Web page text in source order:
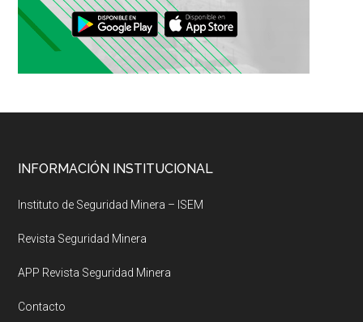
Footer
INFORMACIÓN INSTITUCIONAL
Instituto de Seguridad Minera – ISEM
Revista Seguridad Minera
APP Revista Seguridad Minera
Contacto